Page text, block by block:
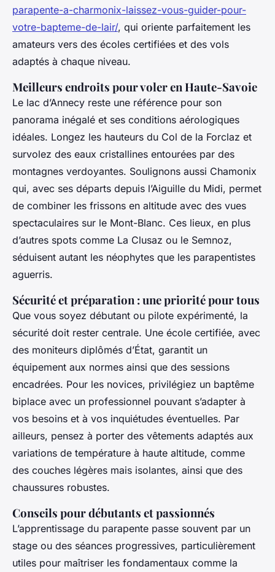
parapente-a-charmonix-laissez-vous-guider-pour-
votre-bapteme-de-lair/, qui oriente parfaitement les
amateurs vers des écoles certifiées et des vols
adaptés à chaque niveau.
Meilleurs endroits pour voler en Haute-Savoie
Le lac d’Annecy reste une référence pour son
panorama inégalé et ses conditions aérologiques
idéales. Longez les hauteurs du Col de la Forclaz et
survolez des eaux cristallines entourées par des
montagnes verdoyantes. Soulignons aussi Chamonix
qui, avec ses départs depuis l’Aiguille du Midi, permet
de combiner les frissons en altitude avec des vues
spectaculaires sur le Mont-Blanc. Ces lieux, en plus
d’autres spots comme La Clusaz ou le Semnoz,
séduisent autant les néophytes que les parapentistes
aguerris.
Sécurité et préparation : une priorité pour tous
Que vous soyez débutant ou pilote expérimenté, la
sécurité doit rester centrale. Une école certifiée, avec
des moniteurs diplômés d’État, garantit un
équipement aux normes ainsi que des sessions
encadrées. Pour les novices, privilégiez un baptême
biplace avec un professionnel pouvant s’adapter à
vos besoins et à vos inquiétudes éventuelles. Par
ailleurs, pensez à porter des vêtements adaptés aux
variations de température à haute altitude, comme
des couches légères mais isolantes, ainsi que des
chaussures robustes.
Conseils pour débutants et passionnés
L’apprentissage du parapente passe souvent par un
stage ou des séances progressives, particulièrement
utiles pour maîtriser les fondamentaux comme la